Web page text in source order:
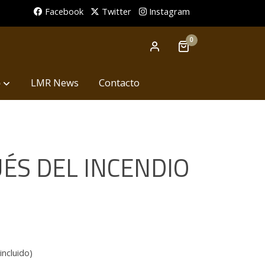
Facebook Twitter Instagram
0
LMR News Contacto
DEL INCENDIO